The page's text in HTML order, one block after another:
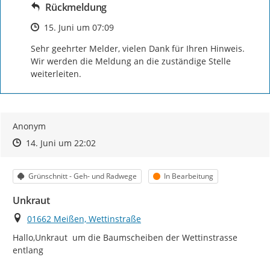
Rückmeldung
Zeitpunkt des Erstellens
15. Juni um 07:09
Sehr geehrter Melder, vielen Dank für Ihren Hinweis.
Wir werden die Meldung an die zuständige Stelle
weiterleiten.
Anonym
Zeitpunkt des Erstellens
Zeitpunkt des Erstellens
14. Juni um 22:02Zur Äußerung
Kategorie
Grünschnitt - Geh- und Radwege Status
In Bearbeitung
Unkraut
Ort
01662 Meißen, Wettinstraße
Hallo,Unkraut  um die Baumscheiben der Wettinstrasse
entlang